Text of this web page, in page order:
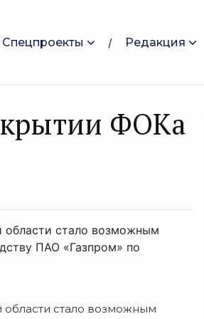
Спецпроекты Редакция
ФОКа
области стало возможным
ПАО «Газпром» по
области стало возможным